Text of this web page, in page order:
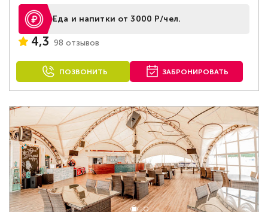
Еда и напитки от 3000 Р/чел.
4,3 98 отзывов
ПОЗВОНИТЬ ЗАБРОНИРОВАТЬ